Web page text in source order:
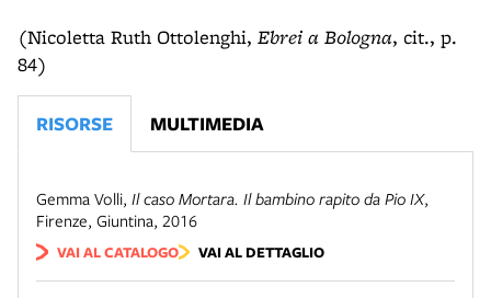
(Nicoletta Ruth Ottolenghi, Ebrei a Bologna, cit., p.
84)
RISORSE MULTIMEDIA
Gemma Volli, Il caso Mortara. Il bambino rapito da Pio IX,
Firenze, Giuntina, 2016
VAI AL CATALOGO VAI AL DETTAGLIO